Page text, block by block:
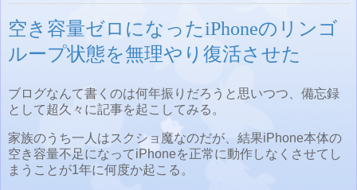
空き容量ゼロになったiPhoneのリンゴ
ループ状態を無理やり復活させた
ブログなんて書くのは何年振りだろうと思いつつ、備忘録
として超久々に記事を起こしてみる。
家族のうち一人はスクショ魔なのだが、結果iPhone本体の
空き容量不足になってiPhoneを正常に動作しなくさせてし
まうことが1年に何度か起こる。